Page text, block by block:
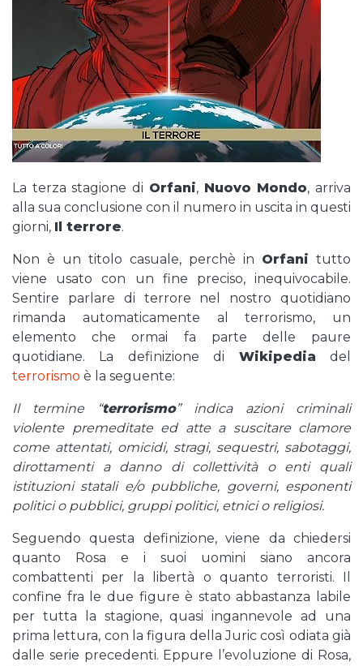
La terza stagione di Orfani, Nuovo Mondo, arriva
alla sua conclusione con il numero in uscita in questi
giorni, Il terrore.
Non è un titolo casuale, perchè in Orfani tutto
viene usato con un fine preciso, inequivocabile.
Sentire parlare di terrore nel nostro quotidiano
rimanda automaticamente al terrorismo, un
elemento che ormai fa parte delle paure
quotidiane. La definizione di Wikipedia del
terrorismo è la seguente:
Il termine “terrorismo” indica azioni criminali
violente premeditate ed atte a suscitare clamore
come attentati, omicidi, stragi, sequestri, sabotaggi,
dirottamenti a danno di collettività o enti quali
istituzioni statali e/o pubbliche, governi, esponenti
politici o pubblici, gruppi politici, etnici o religiosi.
Seguendo questa definizione, viene da chiedersi
quanto Rosa e i suoi uomini siano ancora
combattenti per la libertà o quanto terroristi. Il
confine fra le due figure è stato abbastanza labile
per tutta la stagione, quasi ingannevole ad una
prima lettura, con la figura della Juric così odiata già
dalle serie precedenti. Eppure l’evoluzione di Rosa,